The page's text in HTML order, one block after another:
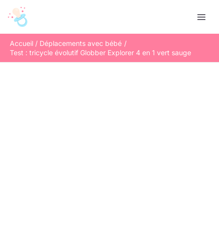
Accueil
Déplacements avec bébé
Test : tricycle évolutif Globber Explorer 4 en 1 vert sauge
e
c
h
e